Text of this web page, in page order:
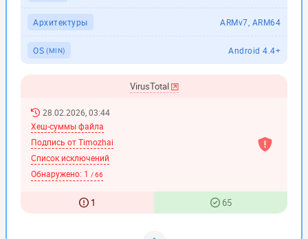
Архитектуры ARMv7, ARM64
OS (MIN) Android 4.4+
VirusTotal
28.02.2026, 03:44
Хеш-суммы файла
Подпись от Timozhai
Список исключений
Обнаружено: 1 / 66
1 65